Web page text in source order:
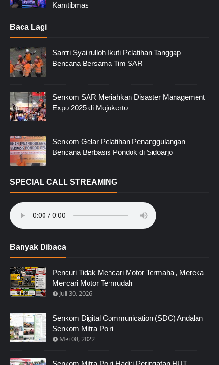
Kamtibmas
Baca Lagi
Santri Syai’rulloh Ikuti Pelatihan Tanggap
Bencana Bersama Tim SAR
Senkom SAR Meriahkan Disaster Management
Expo 2025 di Mojokerto
Senkom Gelar Pelatihan Penanggulangan
Bencana Berbasis Pondok di Sidoarjo
SPECIAL CALL STREAMING
Banyak Dibaca
Pencuri Tidak Mencari Motor Termahal, Mereka
Mencari Motor Termudah
Juli 30, 2026
Senkom Digital Communication (SDC) Andalan
Senkom Mitra Polri
Mei 08, 2022
Senkom Mitra Polri Hadiri Peringatan HUT